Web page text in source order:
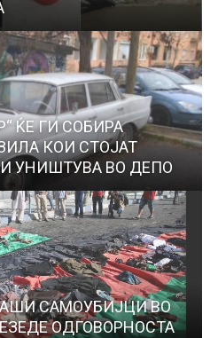
ЌЕ ГИ СОБИРА
КОИ СТОЈАТ
УНИШТУВА ВО ДЕПО
САМОУБИЈЦИ ВО
ОДГОВОРНОСТА